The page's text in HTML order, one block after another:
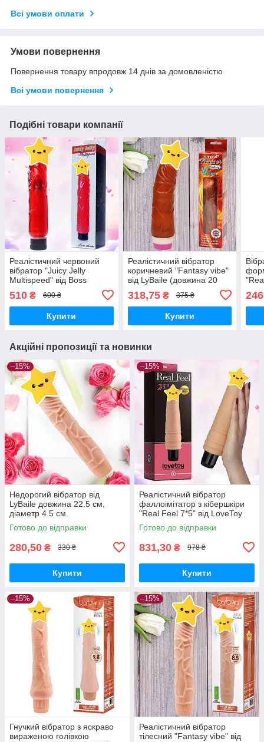
Всі умови оплати
Умови повернення
Повернення товару впродовж 14 днів за домовленістю
Всі умови повернення
Подібні товари компанії
Реалістичний червоний
вібратор "Juicy Jelly
Multispeed" від Boss
(довжина 22 см., діаметр
4 см.)
510 ₴ 600 ₴
Купити
Реалістичний вібратор
коричневий "Fantasy vibe"
від LyBaile (довжина 20
318,75₴ 375 ₴
Купити
4
Акційні пропозиції та новинки
–15%
Недорогий вібратор від
LyBaile довжина 22.5 см,
діаметр 4.5 см.
Готово до відправки
280,50 ₴ 330 ₴
Купити
–15%
Реалістичний вібратор
фаллоімітатор з кібершкіри
"Real Feel 7*5" від LoveToy
Готово до відправки
831,30 ₴ 978 ₴
Купити
–15%
Гнучкий вібратор з яскраво
вираженою голівкою
–15%
Реалістичний вібратор
тілесний "Fantasy vibe" від